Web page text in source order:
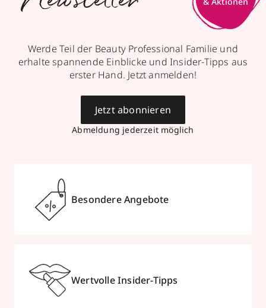
Werde Teil der Beauty Professional Familie und
erhalte spannende Einblicke und Insider-Tipps aus
erster Hand. Jetzt anmelden!
Abmeldung jederzeit möglich
Jetzt abonnieren
Besondere Angebote
Wertvolle Insider-Tipps